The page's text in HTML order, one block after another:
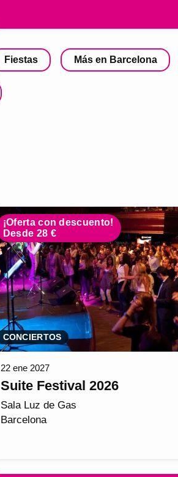
Fiestas Más en Barcelona
¡Oferta con descuento!
Desde 28 €
CONCIERTOS
22 ene 2027
Suite Festival 2026
Sala Luz de Gas
Barcelona